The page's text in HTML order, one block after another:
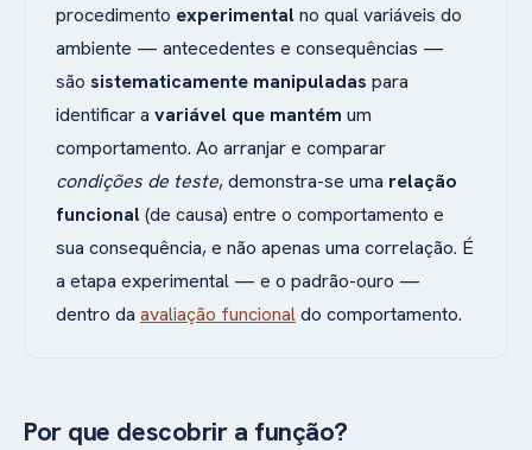
procedimento experimentalno qual variáveis do
ambiente — antecedentes e consequências —
são sistematicamente manipuladas para
identificar a variável que mantém um
comportamento. Ao arranjar e comparar
condições de teste, demonstra-se uma relação
funcional(de causa) entre o comportamento e
sua consequência, e não apenas uma correlação. É
a etapa experimental — e o padrão-ouro —
dentro da avaliação funcionaldo comportamento.
Por que descobrir a função?